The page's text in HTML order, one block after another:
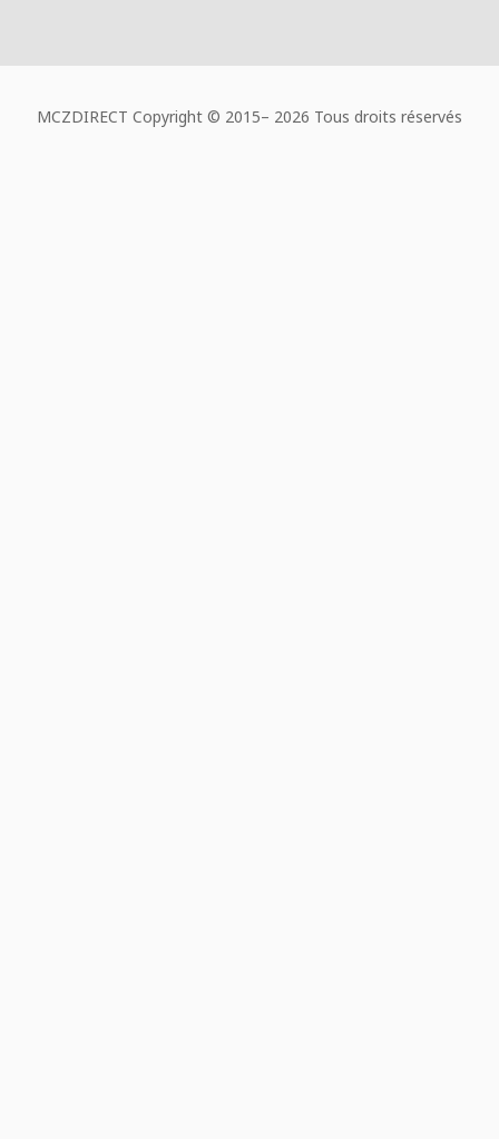
MCZDIRECT Copyright © 2015– 2026 Tous droits réservés